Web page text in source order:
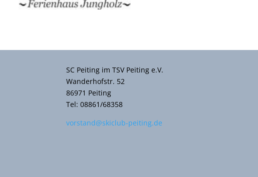
SC Peiting im TSV Peiting e.V.
Wanderhofstr. 52
86971 Peiting
Tel: 08861/68358
vorstand@skiclub-peiting.de